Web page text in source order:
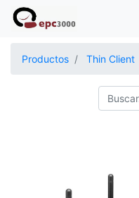
Productos Thin Client